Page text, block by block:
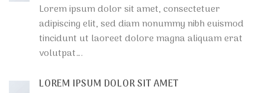
Lorem ipsum dolor sit amet, consectetuer
adipiscing elit, sed diam nonummy nibh euismod
tincidunt ut laoreet dolore magna aliquam erat
volutpat….
LOREM IPSUM DOLOR SIT AMET